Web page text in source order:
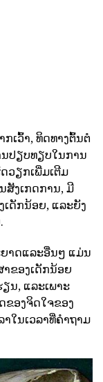
ເວົ້າ, ທິດທາງຕົ້ນຕໍ
ປຽບທຽບໃນການ
ວຽກເພີ່ມເຕີມ
ສັງເກດການ, ມີ
ເດັກນ້ອຍ, ແລະຍັງ
າດແລະອື່ນໆ ແມ່ນ
ຂອງເດັກນ້ອຍ
ນ, ແລະເພາະ
ອງຈິດໃຈຂອງ
ໃນເວລາທີ່ຄໍາຖາມ